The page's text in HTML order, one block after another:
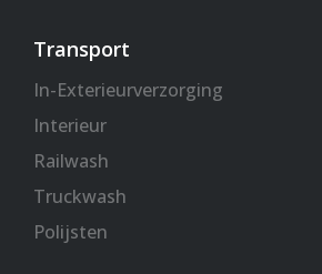
Transport
In-Exterieurverzorging
Interieur
Railwash
Truckwash
Polijsten